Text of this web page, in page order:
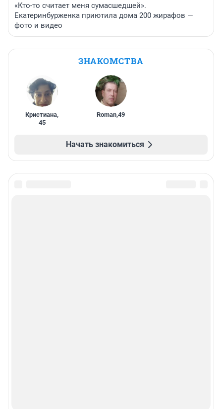
«Кто-то считает меня сумасшедшей».
Екатеринбурженка приютила дома 200 жирафов —
фото и видео
ЗНАКОМСТВА
Кристиана,
45
Roman,49
Начать знакомиться